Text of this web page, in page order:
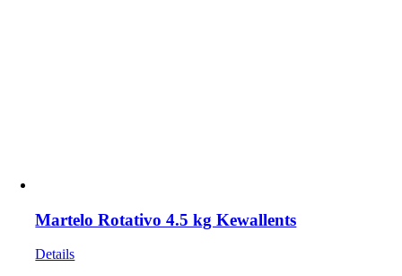
Martelo Rotativo 4.5 kg Kewallents
Details